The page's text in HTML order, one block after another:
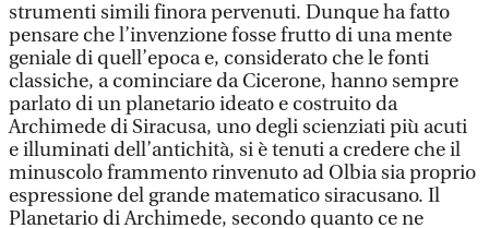
strumenti simili finora pervenuti. Dunque ha fatto
pensare che l’invenzione fosse frutto di una mente
geniale di quell’epoca e, considerato che le fonti
classiche, a cominciare da Cicerone, hanno sempre
parlato di un planetario ideato e costruito da
Archimede di Siracusa, uno degli scienziati più acuti
e illuminati dell’antichità, si è tenuti a credere che il
minuscolo frammento rinvenuto ad Olbia sia proprio
espressione del grande matematico siracusano. Il
Planetario di Archimede, secondo quanto ce ne